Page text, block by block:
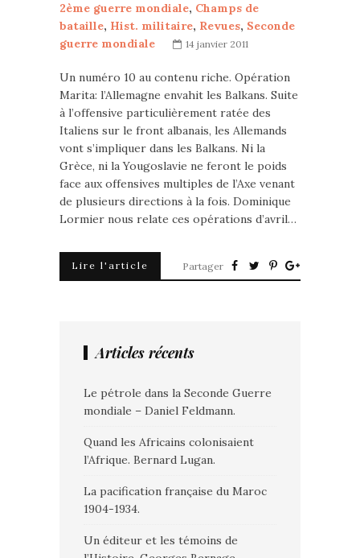
2ème guerre mondiale, Champs de
bataille, Hist. militaire, Revues, Seconde
guerre mondiale
14 janvier 2011
Un numéro 10 au contenu riche. Opération
Marita: l’Allemagne envahit les Balkans. Suite
à l’offensive particulièrement ratée des
Italiens sur le front albanais, les Allemands
vont s’impliquer dans les Balkans. Ni la
Grèce, ni la Yougoslavie ne feront le poids
face aux offensives multiples de l’Axe venant
de plusieurs directions à la fois. Dominique
Lormier nous relate ces opérations d’avril…
Lire l'article Partager
Articles récents
Le pétrole dans la Seconde Guerre
mondiale – Daniel Feldmann.
Quand les Africains colonisaient
l’Afrique. Bernard Lugan.
La pacification française du Maroc
1904-1934.
Un éditeur et les témoins de